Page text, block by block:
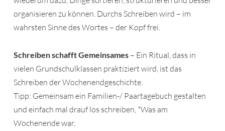
organisieren zu können. Durchs Schreiben wird – im
wahrsten Sinne des Wortes – der Kopf frei.
Schreiben schafft Gemeinsames – Ein Ritual, dass in
vielen Grundschulklassen praktiziert wird, ist das
Schreiben der Wochenendgeschichte.
Tipp: Gemeinsam ein Familien-/ Paartagebuch gestalten
und einfach mal drauf los schreiben, *Was am
Wochenende war,